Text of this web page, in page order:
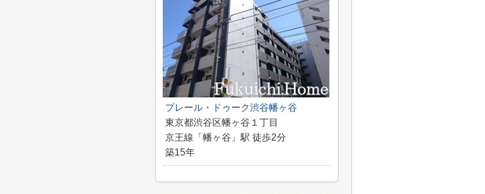
プレール・ドゥーク渋谷幡ヶ谷
東京都渋谷区幡ヶ谷１丁目
京王線「幡ヶ谷」駅 徒歩2分
築15年